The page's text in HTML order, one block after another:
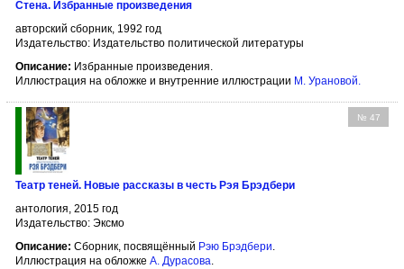
Стена. Избранные произведения
авторский сборник, 1992 год
Издательство: Издательство политической литературы
Описание: Избранные произведения.
Иллюстрация на обложке и внутренние иллюстрации М. Урановой.
№ 47
Театр теней. Новые рассказы в честь Рэя Брэдбери
антология, 2015 год
Издательство: Эксмо
Описание: Сборник, посвящённый Рэю Брэдбери.
Иллюстрация на обложке А. Дурасова.